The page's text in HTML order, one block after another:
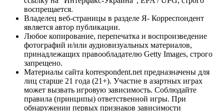
воспрещается.
Владелец веб-страницы в разделе Я- Корреспондент
является автор публикации.
Любое копирование, перепечатка и воспроизведение
фотографий и/или аудиовизуальных материалов,
принадлежащих правообладателю Getty Images, строго
запрещено.
Материалы сайта korrespondent.net предназначены для
лиц старше 21 года (21+). Участие в азартных играх
может вызвать игровую зависимость. Соблюдайте
правила (принципы) ответственной игры. При
обнаружении первых признаков зависимости